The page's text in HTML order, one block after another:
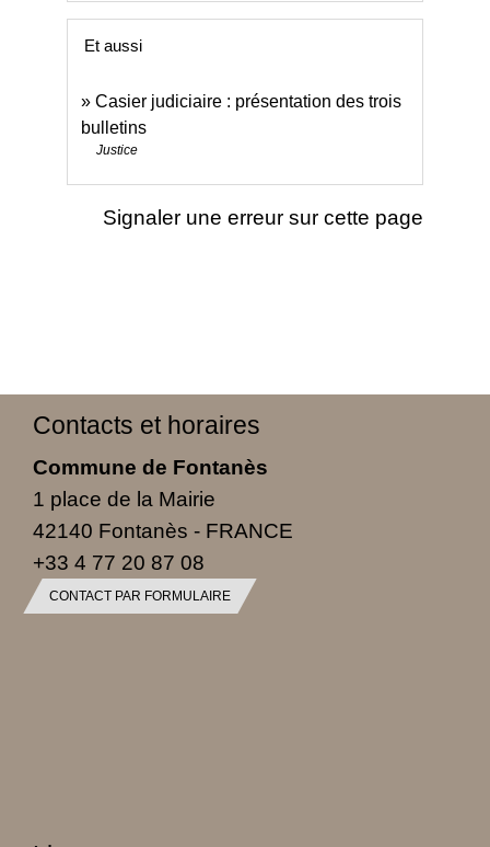
Et aussi
Casier judiciaire : présentation des trois
bulletins
Justice
Signaler une erreur sur cette page
Contacts et horaires
Commune de Fontanès
1 place de la Mairie
42140 Fontanès - FRANCE
+33 4 77 20 87 08
CONTACT PAR FORMULAIRE